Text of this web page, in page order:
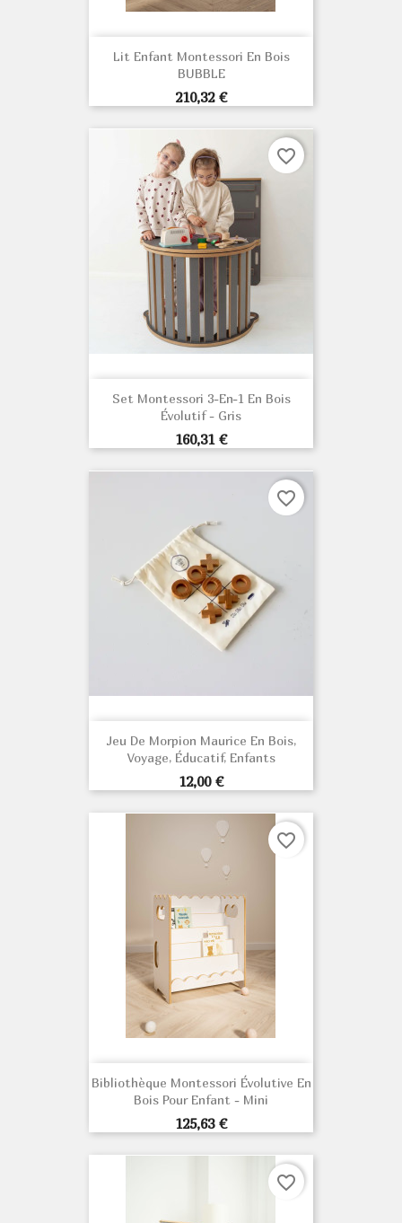
Lit Enfant Montessori En Bois
BUBBLE
Prix
210,32 €
Set Montessori 3-En-1 En Bois
Évolutif - Gris
Prix
160,31 €
favorite_border
Jeu De Morpion Maurice En Bois,
Voyage, Éducatif, Enfants
Prix
12,00 €
favorite_border
Bibliothèque Montessori Évolutive En
Bois Pour Enfant - Mini
Prix
125,63 €
favorite_border
favorite_border